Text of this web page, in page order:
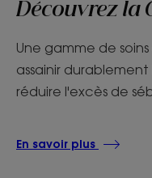
Découvrez la
Une gamme de
assainir
réduire l'excès de
En savoir plus